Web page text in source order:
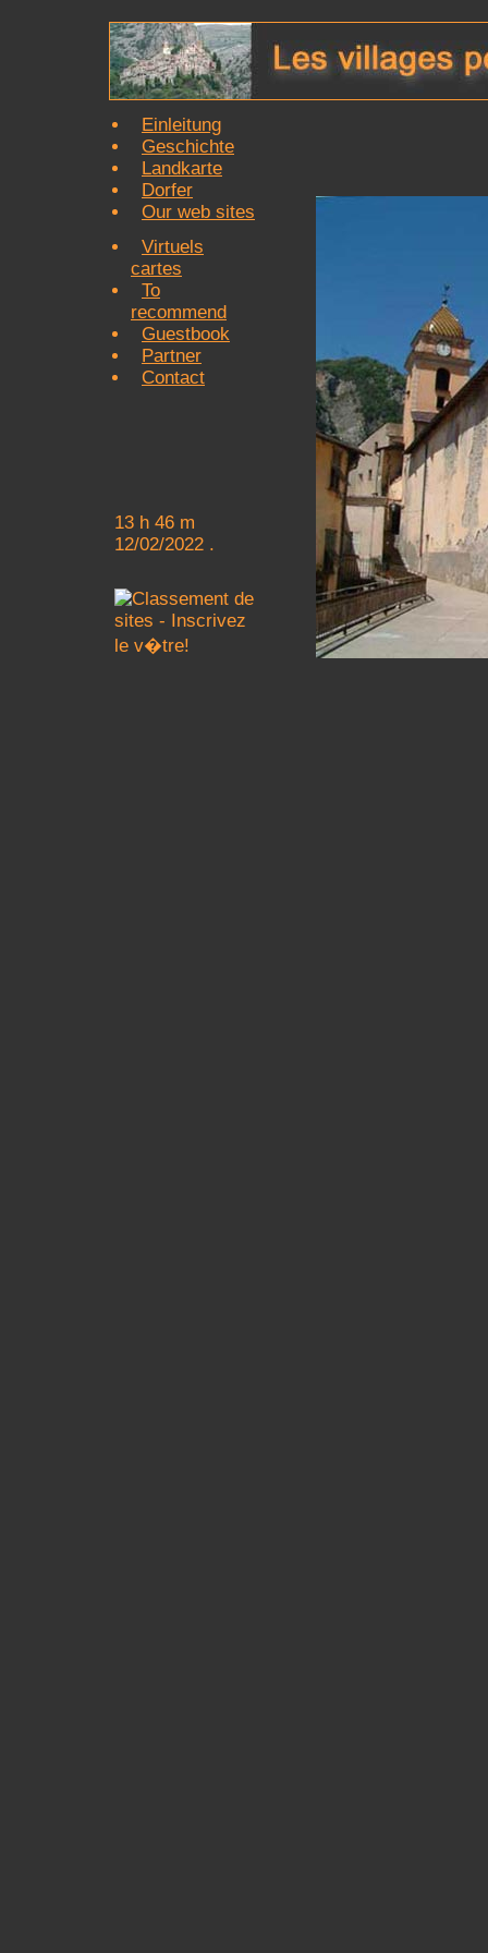
Einleitung
Geschichte
Landkarte
Dorfer
Our web sites
Virtuels
cartes
To
recommend
Guestbook
Partner
Contact
13 h 46 m
12/02/2022 .